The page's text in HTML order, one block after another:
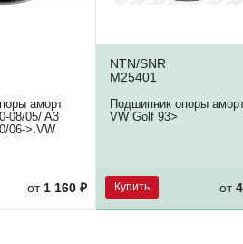
аморт
08/05/ A3
06->.VW
от 1 160 ₽
NTN/SNR
M25401
Подшипник опоры
VW Golf 93>
Купить от